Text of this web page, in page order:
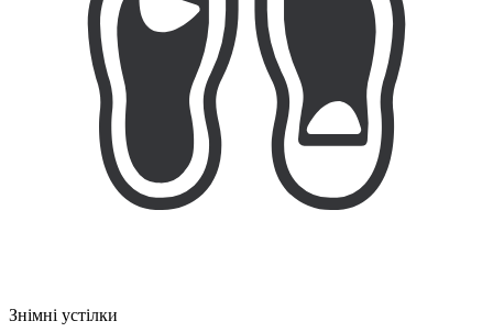
Знімні устілки